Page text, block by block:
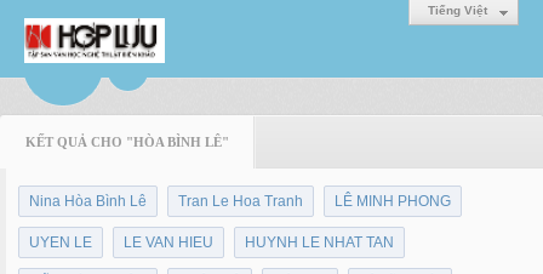
Tiếng Việt
KẾT QUẢ CHO "HÒA BÌNH LÊ"
Nina Hòa Bình Lê Tran Le Hoa Tranh LÊ MINH PHONG
UYEN LE LE VAN HIEU HUYNH LE NHAT TAN